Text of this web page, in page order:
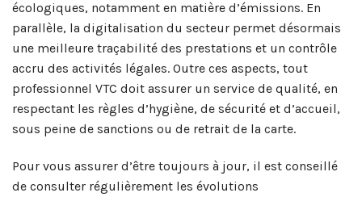
écologiques, notamment en matière d’émissions. En
parallèle, la digitalisation du secteur permet désormais
une meilleure traçabilité des prestations et un contrôle
accru des activités légales. Outre ces aspects, tout
professionnel VTC doit assurer un service de qualité, en
respectant les règles d’hygiène, de sécurité et d’accueil,
sous peine de sanctions ou de retrait de la carte.
Pour vous assurer d’être toujours à jour, il est conseillé
de consulter régulièrement les évolutions